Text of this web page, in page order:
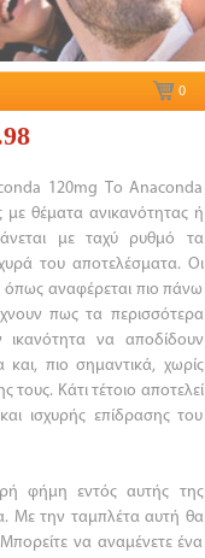
0
120mg Το Anaconda
με θέματα ανικανότητας ή
με ταχύ ρυθμό τα
του αποτελέσματα. Οι
αναφέρεται πιο πάνω
πως τα περισσότερα
να αποδίδουν
πιο σημαντικά, χωρίς
τους. Κάτι τέτοιο αποτελεί
ισχυρής επίδρασης του
φήμη εντός αυτής της
Με την ταμπλέτα αυτή θα
να αναμένετε ένα